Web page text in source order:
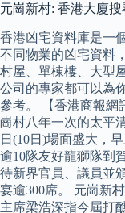
元崗新村: 香港大廈搜
香港凶宅資料庫是一
不同物業的凶宅資料
村屋、單棟樓、大型
公司的專家都可以為
參考。 【香港商報網
崗村八年一次的太平
日(10日)場面盛大，
逾10隊友好龍獅隊到
待新界官員、議員並
宴逾300席。 元崗新
主席梁浩深指今屆打